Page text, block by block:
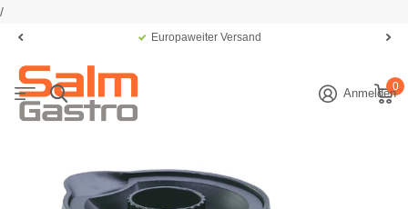
/
Europaweiter Versand
Anmelden0